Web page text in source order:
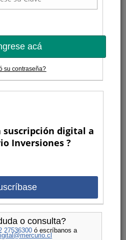
acá
su contraseña?
suscripción digital a
Inversiones ?
o consulta?
27536300ó escríbanos a